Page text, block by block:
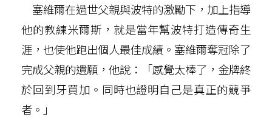
塞維爾在過世父親與波特的激勵下，加上指導
他的教練米爾斯，就是當年幫波特打造傳奇生
涯，也使他跑出個人最佳成績。塞維爾奪冠除了
完成父親的遺願，他說：「感覺太棒了，金牌終
於回到牙買加。同時也證明自己是真正的競爭
者。」